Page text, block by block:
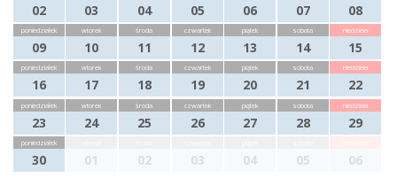
02 03 04 05 06 07 08
poniedziałek
09
wtorek
10
środa
11
czwartek
12
piątek
13
sobota
14
niedziela
15
poniedziałek
16
wtorek
17
środa
18
czwartek
19
piątek
20
sobota
21
niedziela
22
poniedziałek
23
wtorek
24
środa
25
czwartek
26
piątek
27
sobota
28
niedziela
29
poniedziałek
30 01 02 03 04 05 06